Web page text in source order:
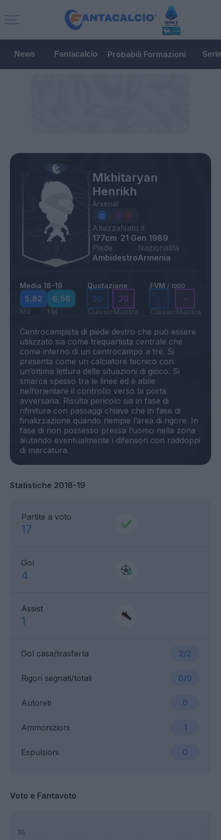
News Fantacalcio Probabili Formazioni
Mkhitaryan
Henrikh
Arsenal
Altezza
177cm
Nato il
21 Gen 1989
Piede
Ambidestro
Nazionalità
Armenia
Media 18-19
5,82
MV
6,56
FM
Quotazione
20
Classic
20
Mantra
FVM / 1000
-
Classic
-
Mantra
Centrocampista di piede destro che può essere
utilizzato sia come trequartista centrale che
come interno di un centrocampo a tre. Si
presenta come un calciatore tecnico con
un’ottima lettura delle situazioni di gioco. Si
smarca spesso tra le linee ed è abile
nell’orientare il controllo verso la porta
avversaria. Risulta pericolo sia in fase di
rifinitura con passaggi chiave che in fase di
finalizzazione quando riempie l’area di rigore. In
fase di non possesso pressa l’uomo nella zona
aiutando eventualmente i difensori con raddoppi
Statistiche 2018-19
Partite a voto
17
Gol
4
Assist
1
Gol casa/trasferta 2/2
Ammonizioni 1
Rigori segnati/totali 0/0
Espulsioni 0
Autoreti 0
Voto e Fantavoto